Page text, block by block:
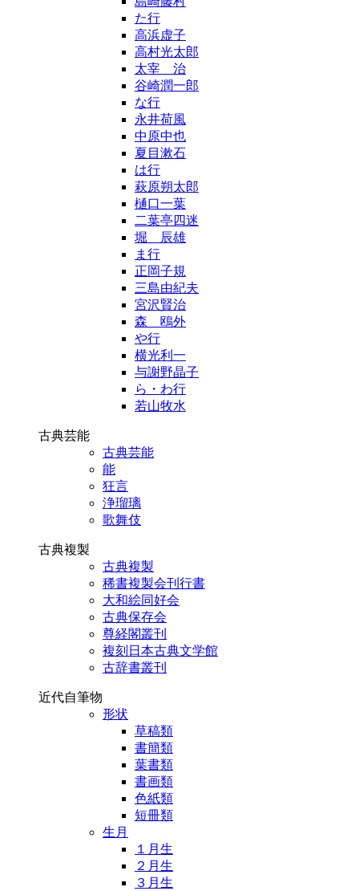
た行
高浜虚子
高村光太郎
太宰 治
谷崎潤一郎
な行
永井荷風
中原中也
夏目漱石
は行
萩原朔太郎
樋口一葉
二葉亭四迷
堀 辰雄
ま行
正岡子規
三島由紀夫
宮沢賢治
森 鴎外
や行
横光利一
与謝野晶子
ら・わ行
若山牧水
古典芸能
古典芸能
能
狂言
浄瑠璃
歌舞伎
古典複製
古典複製
稀書複製会刊行書
大和絵同好会
古典保存会
尊経閣叢刊
複刻日本古典文学館
古辞書叢刊
近代自筆物
形状
草稿類
書簡類
葉書類
書画類
色紙類
短冊類
生月
１月生
２月生
３月生